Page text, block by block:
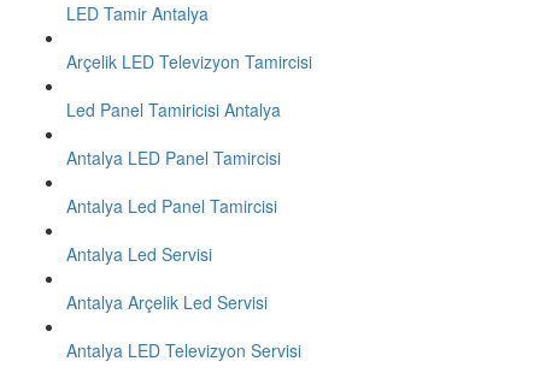
LED Tamir Antalya
Arçelik LED Televizyon Tamircisi
Led Panel Tamiricisi Antalya
Antalya LED Panel Tamircisi
Antalya Led Panel Tamircisi
Antalya Led Servisi
Antalya Arçelik Led Servisi
Antalya LED Televizyon Servisi